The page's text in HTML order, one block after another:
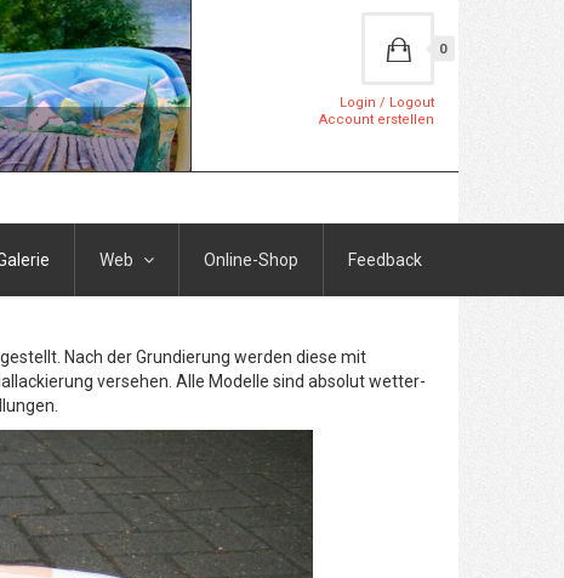
0
Login / Logout
Account erstellen
Web Online-Shop Feedback
Nach der Grundierung werden diese mit
versehen. Alle Modelle sind absolut wetter-